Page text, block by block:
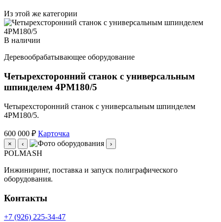
Из этой же категории
В наличии
Деревообрабатывающее оборудование
Четырехсторонний станок с универсальным
шпинделем 4PM180/5
Четырехсторонний станок с универсальным шпинделем
4PM180/5.
600 000 ₽ Карточка
× ‹ ›
POLMASH
Инжиниринг, поставка и запуск полиграфического
оборудования.
Контакты
+7 (926) 225-34-47